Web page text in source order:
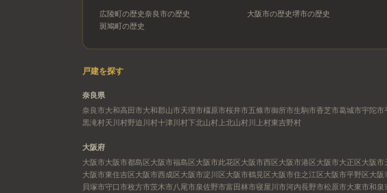
広陵町の歴史奈良市の歴史
斑鳩町の歴史
大阪市の歴史堺市の歴史
戸建を探す
奈良県
奈良市大和高田市大和郡山市天理市橿原市桜井市五條市御所市生駒市香芝市葛城市宇陀市
黒滝村天川村野迫川村十津川村下北山村 上北山村川上村東吉野村
大阪府
大阪市大阪市都島区大阪市福島区大阪市此花区大阪市西区大阪市港区大阪市大正区大阪市
大阪市東住吉区大阪市西成区大阪市淀川区大阪市鶴見区大阪市住之江区大阪市平野区大阪
貝塚市守口市枚方市茨木市八尾市泉佐野市富田林市寝屋川市河内長野市松原市大東市和泉